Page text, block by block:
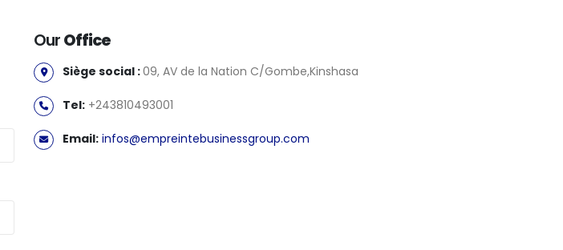
OurOffice
Siège social :09, AV de la Nation C/Gombe,Kinshasa
Tel: +243810493001
Email: infos@empreintebusinessgroup.com